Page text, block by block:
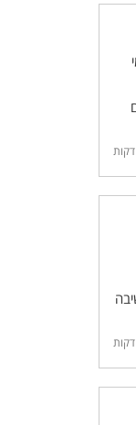
דקות
דקות